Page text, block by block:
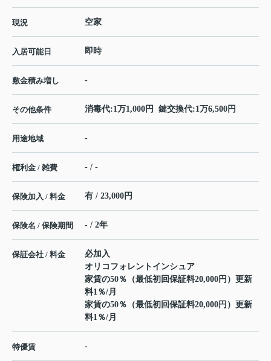
現況 空家
入居可能日 即時
敷金積み増し -
その他条件 消毒代:1万1,000円 鍵交換代:1万6,500円
用途地域 -
権利金 / 雑費 - / -
保険加入 / 料金 有 / 23,000円
保険名 / 保険期間 - / 2年
保証会社 / 料金
必加入
オリコフォレントインシュア
家賃の50％（最低初回保証料20,000円）更新
料1％/月
家賃の50％（最低初回保証料20,000円）更新
料1％/月
特優賃 -